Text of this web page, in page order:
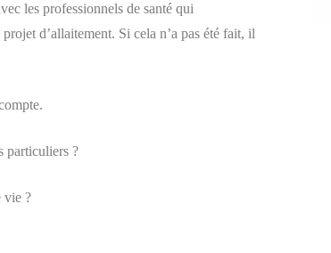
les professionnels de santé qui
d’allaitement. Si cela n’a pas été fait, il
particuliers ?
vie ?